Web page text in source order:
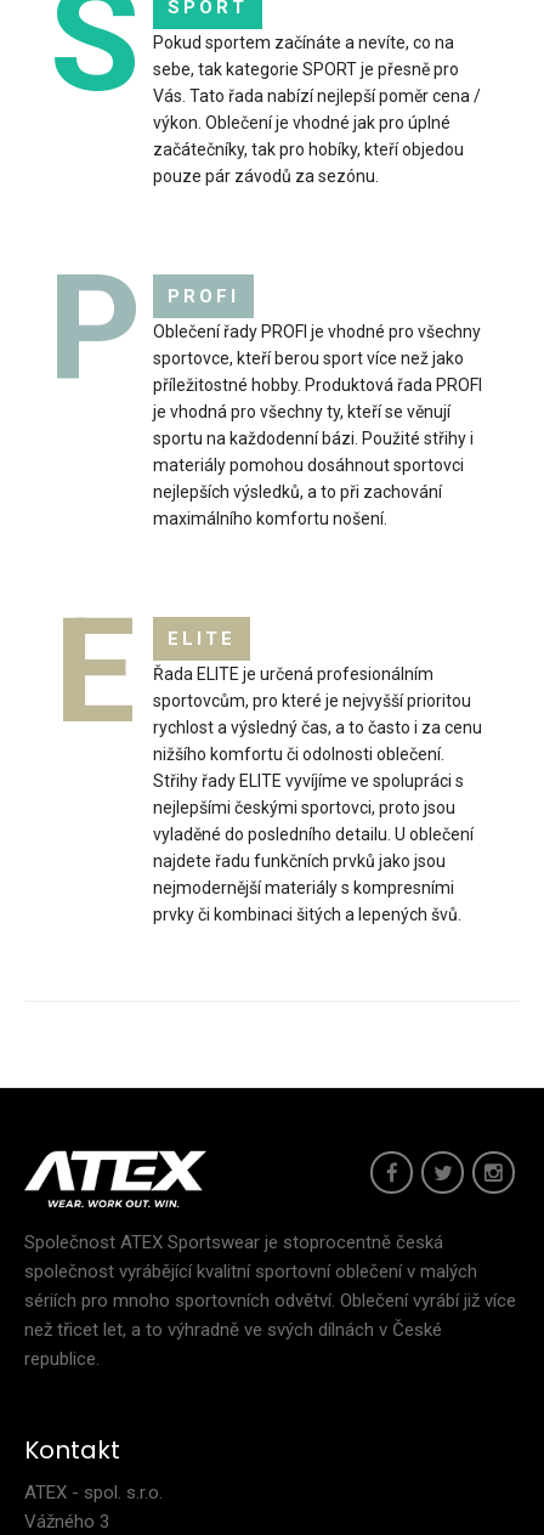
Cyklo dres s dlouhými rukávy SHARP zelený
2 499 Kč
Cyklo dres SHARP zelený
2 199 Kč
S SPORT
Pokud sportem začínáte a nevíte, co na
sebe, tak kategorie SPORT je přesně pro
Vás. Tato řada nabízí nejlepší poměr cena /
výkon. Oblečení je vhodné jak pro úplné
začátečníky, tak pro hobíky, kteří objedou
pouze pár závodů za sezónu.
P PROFI
Oblečení řady PROFI je vhodné pro všechny
sportovce, kteří berou sport více než jako
příležitostné hobby. Produktová řada PROFI
je vhodná pro všechny ty, kteří se věnují
sportu na každodenní bázi. Použité střihy i
materiály pomohou dosáhnout sportovci
nejlepších výsledků, a to při zachování
maximálního komfortu nošení.
E ELITE
Řada ELITE je určená profesionálním
sportovcům, pro které je nejvyšší prioritou
rychlost a výsledný čas, a to často i za cenu
nižšího komfortu či odolnosti oblečení.
Střihy řady ELITE vyvíjíme ve spolupráci s
nejlepšími českými sportovci, proto jsou
vyladěné do posledního detailu. U oblečení
najdete řadu funkčních prvků jako jsou
nejmodernější materiály s kompresními
prvky či kombinaci šitých a lepených švů.
Společnost ATEX Sportswear je stoprocentně česká
společnost vyrábějící kvalitní sportovní oblečení v malých
sériích pro mnoho sportovních odvětví. Oblečení vyrábí již více
než třicet let, a to výhradně ve svých dílnách v České
republice.
Kontakt
ATEX - spol. s.r.o.
Vážného 3